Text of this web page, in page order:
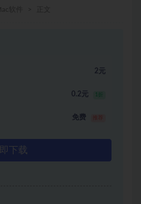
2元
0.2元 1折
免费
下载